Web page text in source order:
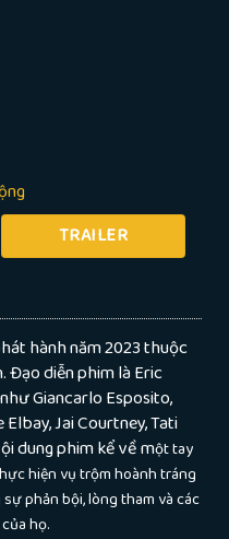
TRAILER
hành năm 2023 thuộc
Đạo diễn phim là Eric
Giancarlo Esposito,
Jai Courtney, Tati
dung phim kể về một tay
hiện vụ trộm hoành tráng
phản bội, lòng tham và các
họ.